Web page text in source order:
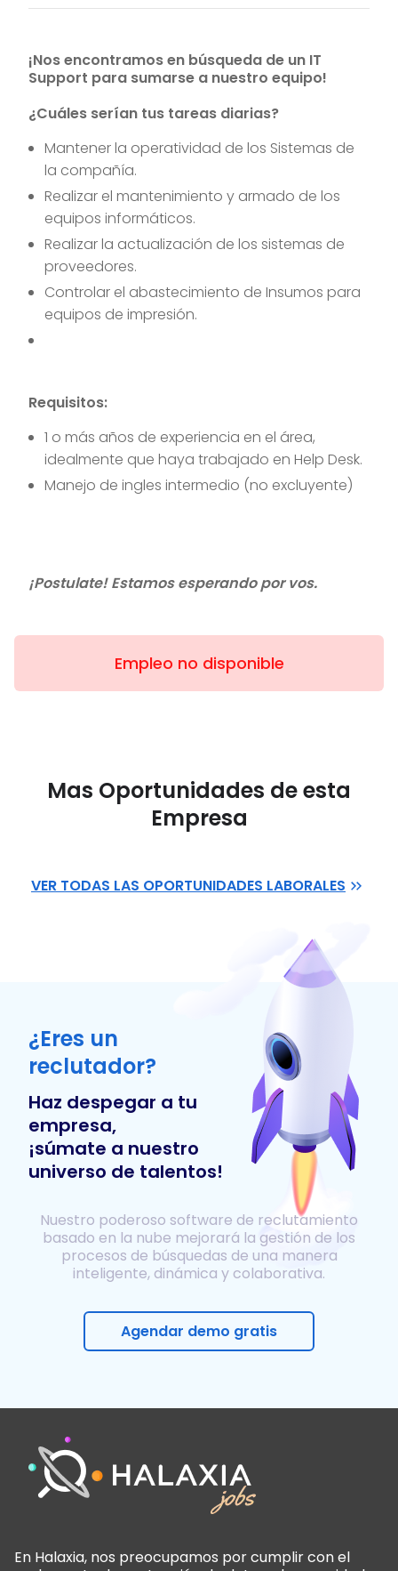
¡Nos encontramos en búsqueda de un IT
Support para sumarse a nuestro equipo!
¿Cuáles serían tus tareas diarias?
Mantener la operatividad de los Sistemas de
la compañía.
Realizar el mantenimiento y armado de los
equipos informáticos.
Realizar la actualización de los sistemas de
proveedores.
Controlar el abastecimiento de Insumos para
equipos de impresión.
Requisitos:
1 o más años de experiencia en el área,
idealmente que haya trabajado en Help Desk.
Manejo de ingles intermedio (no excluyente)
¡Postulate! Estamos esperando por vos.
Empleo no disponible
Mas Oportunidades de esta
Empresa
VER TODAS LAS OPORTUNIDADES LABORALES
¿Eres un
reclutador?
Haz despegar a tu
empresa,
¡súmate a nuestro
universo de talentos!
Nuestro poderoso software de reclutamiento
basado en la nube mejorará la gestión de los
procesos de búsquedas de una manera
inteligente, dinámica y colaborativa.
Agendar demo gratis
En Halaxia, nos preocupamos por cumplir con el